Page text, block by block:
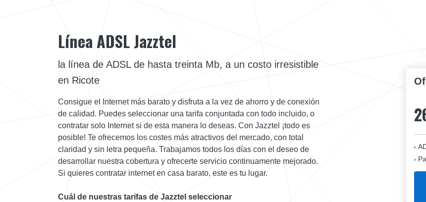
Línea ADSL Jazztel
la línea de ADSL de hasta treinta Mb, a un costo irresistible
en Ricote
Consigue el Internet más barato y disfruta a la vez de ahorro y de conexión
de calidad. Puedes seleccionar una tarifa conjuntada con todo incluido, o
contratar solo Internet si de esta manera lo deseas. Con Jazztel ¡todo es
posible! Te ofrecemos los costes más atractivos del mercado, con total
claridad y sin letra pequeña. Trabajamos todos los días con el deseo de
desarrollar nuestra cobertura y ofrecerte servicio continuamente mejorado.
Si quieres contratar internet en casa barato, este es tu lugar.
Cuál de nuestras tarifas de Jazztel seleccionar